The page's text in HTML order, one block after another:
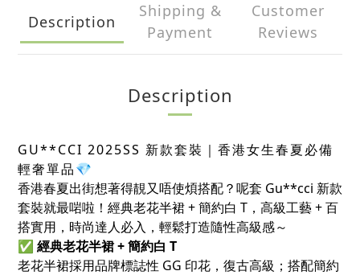
Description
Shipping &
Payment
Customer
Reviews
Description
GU**CCI 2025SS 新款套裝｜香港女生春夏必備
輕奢單品💎
香港春夏出街想著得靚又唔使煩搭配？呢套 Gu**cci 新款
套裝就最啱啦！經典老花半裙 + 簡約白 T，高級工藝 + 百
搭實用，時尚達人必入，輕鬆打造隨性高級感～
✅ 經典老花半裙 + 簡約白 T
老花半裙採用品牌標誌性 GG 印花，復古高級；搭配簡約